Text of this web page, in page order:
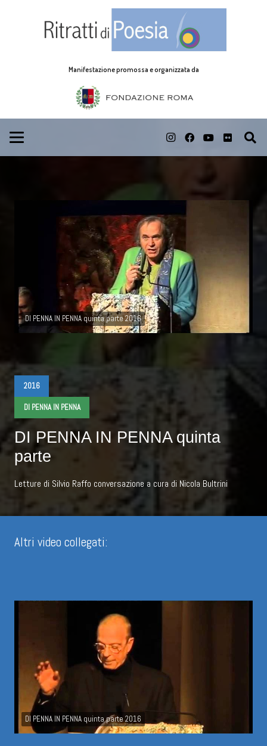
Manifestazione promossa e organizzata da
DI PENNA IN PENNA quinta parte 2016
2016
DI PENNA IN PENNA
DI PENNA IN PENNA quinta
parte
Letture di Silvio Raffo conversazione a cura di Nicola Bultrini
Altri video collegati:
DI PENNA IN PENNA quinta parte 2016